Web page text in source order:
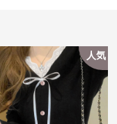
人気